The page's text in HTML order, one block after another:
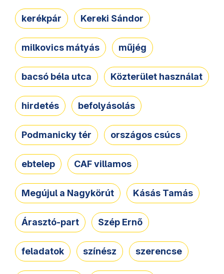
kerékpár Kereki Sándor
milkovics mátyás műjég
bacsó béla utca Közterület használat
hirdetés befolyásolás
Podmanicky tér országos csúcs
ebtelep CAF villamos
Megújul a Nagykörút Kásás Tamás
Árasztó-part Szép Ernő
feladatok színész szerencse